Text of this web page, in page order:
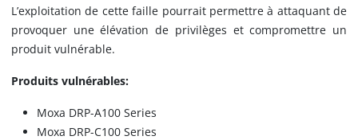
L’exploitation de cette faille pourrait permettre à attaquant de
provoquer une élévation de privilèges et compromettre un
produit vulnérable.
Produits vulnérables:
Moxa DRP-A100 Series
Moxa DRP-C100 Series